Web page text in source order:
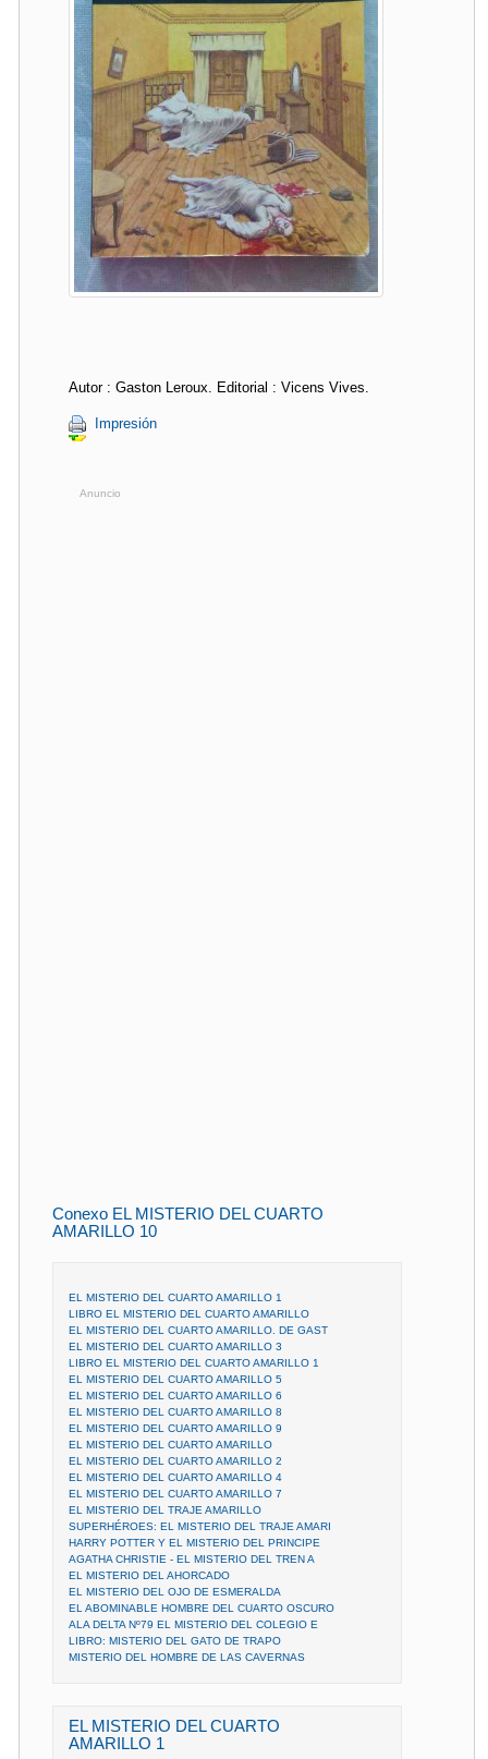
Autor : Gaston Leroux. Editorial : Vicens Vives.
Impresión
Anuncio
Conexo EL MISTERIO DEL CUARTO
AMARILLO 10
EL MISTERIO DEL CUARTO AMARILLO 1
LIBRO EL MISTERIO DEL CUARTO AMARILLO
EL MISTERIO DEL CUARTO AMARILLO. DE GAST
EL MISTERIO DEL CUARTO AMARILLO 3
LIBRO EL MISTERIO DEL CUARTO AMARILLO 1
EL MISTERIO DEL CUARTO AMARILLO 5
EL MISTERIO DEL CUARTO AMARILLO 6
EL MISTERIO DEL CUARTO AMARILLO 8
EL MISTERIO DEL CUARTO AMARILLO 9
EL MISTERIO DEL CUARTO AMARILLO
EL MISTERIO DEL CUARTO AMARILLO 2
EL MISTERIO DEL CUARTO AMARILLO 4
EL MISTERIO DEL CUARTO AMARILLO 7
EL MISTERIO DEL TRAJE AMARILLO
SUPERHÉROES: EL MISTERIO DEL TRAJE AMARI
HARRY POTTER Y EL MISTERIO DEL PRINCIPE
AGATHA CHRISTIE - EL MISTERIO DEL TREN A
EL MISTERIO DEL AHORCADO
EL MISTERIO DEL OJO DE ESMERALDA
EL ABOMINABLE HOMBRE DEL CUARTO OSCURO
ALA DELTA Nº79 EL MISTERIO DEL COLEGIO E
LIBRO: MISTERIO DEL GATO DE TRAPO
MISTERIO DEL HOMBRE DE LAS CAVERNAS
EL MISTERIO DEL CUARTO
AMARILLO 1